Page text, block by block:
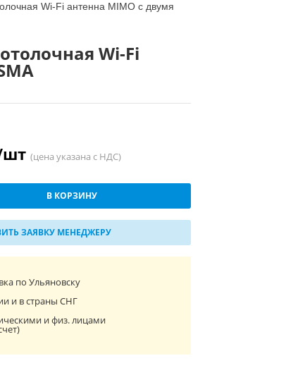
Wi-Fi антенна MIMO с двумя
Wi-Fi
шт (цена указана с НДС)
В КОРЗИНУ
ЗАЯВКУ МЕНЕДЖЕРУ
по Ульяновску
и в страны СНГ
и физ. лицами